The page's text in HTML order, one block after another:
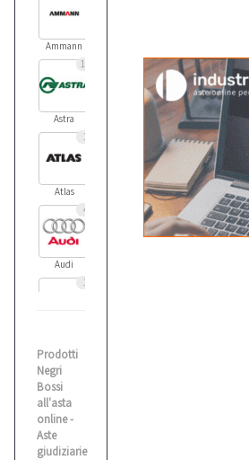
Ammann
11
Astra
1
Atlas
4
Audi
1
Benati
Prodotti
Negri
Bossi
all'asta
online -
Aste
giudiziarie